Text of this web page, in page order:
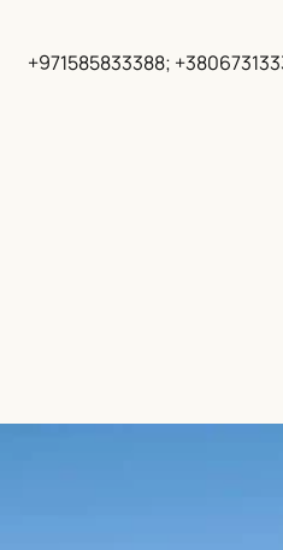
+971585833388;